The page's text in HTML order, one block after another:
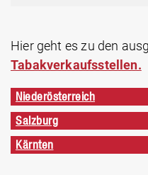
Hier geht es zu den
Tabakverkaufsstellen.
Niederösterreich
Salzburg
Kärnten